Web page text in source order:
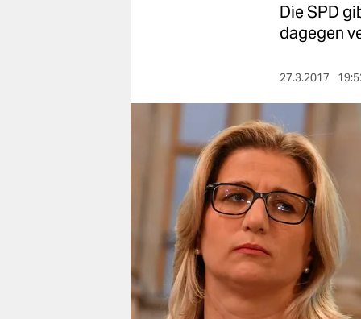
wahrheit
verlag
verlag
veranstaltungen
shop
Die SPD
dagegen
27.3.2017